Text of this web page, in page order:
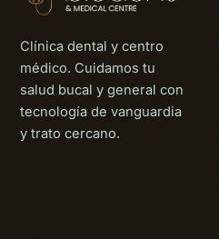
Clínica dental y centro
médico. Cuidamos tu
salud bucal y general con
tecnología de vanguardia
y trato cercano.